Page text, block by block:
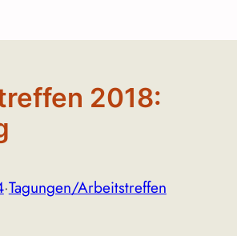
2018:
·Tagungen/Arbeitstreffen